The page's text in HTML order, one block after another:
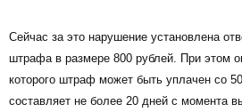
Сейчас за это нарушение установлена
штрафа в размере 800 рублей. При этом
которого штраф может быть уплачен со
составляет не более 20 дней с момента